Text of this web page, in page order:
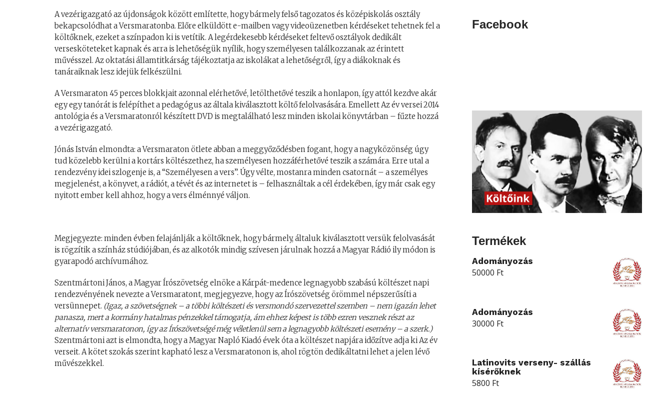
A vezérigazgató az újdonságok között említette, hogy bármely felső tagozatos és középiskolás osztály
bekapcsolódhat a Versmaratonba. Előre elküldött e-mailben vagy videoüzenetben kérdéseket tehetnek fel a
költőknek, ezeket a színpadon ki is vetítik. A legérdekesebb kérdéseket feltevő osztályok dedikált
versesköteteket kapnak és arra is lehetőségük nyílik, hogy személyesen találkozzanak az érintett
művésszel. Az oktatási államtitkárság tájékoztatja az iskolákat a lehetőségről, így a diákoknak és
tanáraiknak lesz idejük felkészülni.
A Versmaraton 45 perces blokkjait azonnal elérhetővé, letölthetővé teszik a honlapon, így attól kezdve akár
egy egy tanórát is felépíthet a pedagógus az általa kiválasztott költő felolvasására. Emellett Az év versei 2014
antológia és a Versmaratonról készített DVD is megtalálható lesz minden iskolai könyvtárban – fűzte hozzá
a vezérigazgató.
Jónás István elmondta: a Versmaraton ötlete abban a meggyőződésben fogant, hogy a nagyközönség úgy
tud közelebb kerülni a kortárs költészethez, ha személyesen hozzáférhetővé teszik a számára. Erre utal a
rendezvény idei szlogenje is, a “Személyesen a vers”. Úgy vélte, mostanra minden csatornát – a személyes
megjelenést, a könyvet, a rádiót, a tévét és az internetet is – felhasználtak a cél érdekében, így már csak egy
nyitott ember kell ahhoz, hogy a vers élménnyé váljon.
Megjegyezte: minden évben felajánlják a költőknek, hogy bármely, általuk kiválasztott versük felolvasását
is rögzítik a színház stúdiójában, és az alkotók mindig szívesen járulnak hozzá a Magyar Rádió ily módon is
gyarapodó archívumához.
Szentmártoni János, a Magyar Írószövetség elnöke a Kárpát-medence legnagyobb szabású költészet napi
rendezvényének nevezte a Versmaratont, megjegyezve, hogy az Írószövetség örömmel népszerűsíti a
versünnepet. (Igaz, a szövetségnek – a többi költészeti és versmondó szervezettel szemben – nem igazán lehet
panasza, mert a kormány hatalmas pénzekkel támogatja, ám ehhez képest is több ezren vesznek részt az
alternatív versmaratonon, így az Írószövetségé még véletlenül sem a legnagyobb költészeti esemény – a szerk.)
Szentmártoni azt is elmondta, hogy a Magyar Napló Kiadó évek óta a költészet napjára időzítve adja ki Az év
verseit. A kötet szokás szerint kapható lesz a Versmaratonon is, ahol rögtön dedikáltatni lehet a jelen lévő
művészekkel.
Facebook
Termékek
Adományozás
50000 Ft
Adományozás
30000 Ft
Latinovits verseny- szállás
kísérőknek
5800 Ft